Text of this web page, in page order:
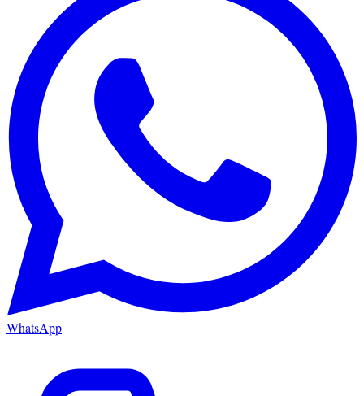
WhatsApp